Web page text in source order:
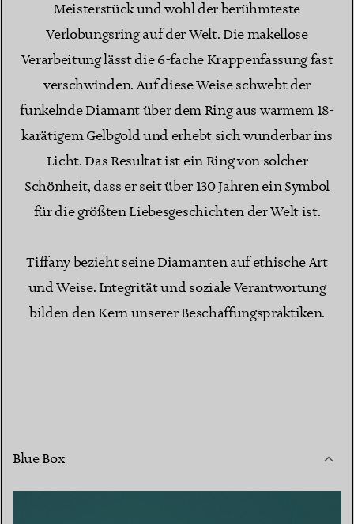
Meisterstück und wohl der berühmteste
Verlobungsring auf der Welt. Die makellose
Verarbeitung lässt die 6-fache Krappenfassung fast
verschwinden. Auf diese Weise schwebt der
funkelnde Diamant über dem Ring aus warmem 18-
karätigem Gelbgold und erhebt sich wunderbar ins
Licht. Das Resultat ist ein Ring von solcher
Schönheit, dass er seit über 130 Jahren ein Symbol
für die größten Liebesgeschichten der Welt ist.
Tiffany bezieht seine Diamanten auf ethische Art
und Weise. Integrität und soziale Verantwortung
bilden den Kern unserer Beschaffungspraktiken.
Blue Box